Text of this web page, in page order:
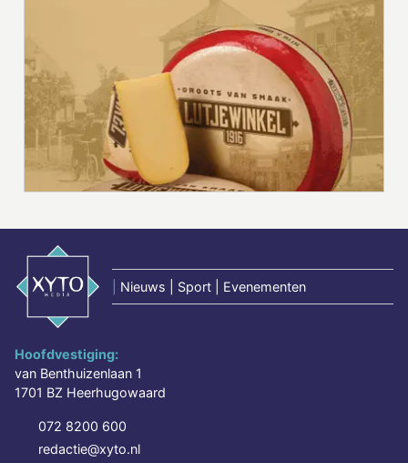
Nieuws | Sport | Evenementen
Hoofdvestiging:
van Benthuizenlaan 1
1701 BZ Heerhugowaard
072 8200 600
redactie@xyto.nl